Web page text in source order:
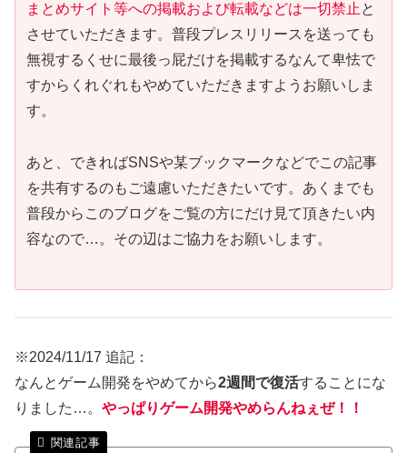
まとめサイト等への掲載および転載などは一切禁止と
させていただきます。普段プレスリリースを送っても
無視するくせに最後っ屁だけを掲載するなんて卑怯で
すからくれぐれもやめていただきますようお願いしま
す。
あと、できればSNSや某ブックマークなどでこの記事
を共有するのもご遠慮いただきたいです。あくまでも
普段からこのブログをご覧の方にだけ見て頂きたい内
容なので…。その辺はご協力をお願いします。
※2024/11/17 追記：
なんとゲーム開発をやめてから2週間で復活することにな
りました…。 やっぱりゲーム開発やめらんねぇぜ！！